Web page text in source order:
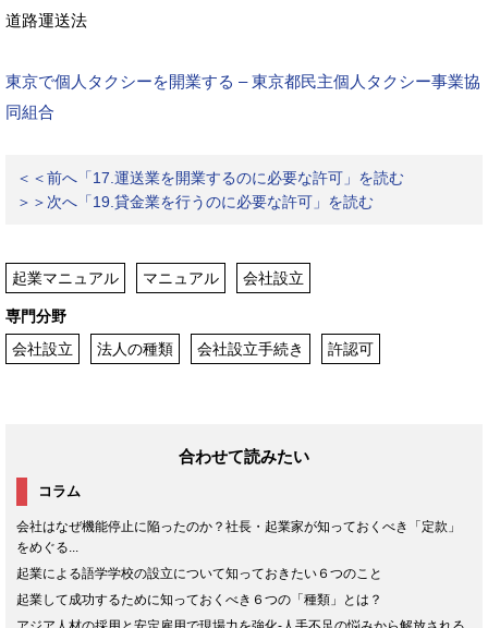
道路運送法
東京で個人タクシーを開業する – 東京都民主個人タクシー事業協
同組合
＜＜前へ「17.運送業を開業するのに必要な許可」を読む
＞＞次へ「19.貸金業を行うのに必要な許可」を読む
起業マニュアル マニュアル 会社設立
専門分野
会社設立
法人の種類 会社設立手続き 許認可
合わせて読みたい
コラム
会社はなぜ機能停止に陥ったのか？社長・起業家が知っておくべき「定款」
をめぐる...
起業による語学学校の設立について知っておきたい６つのこと
起業して成功するために知っておくべき６つの「種類」とは？